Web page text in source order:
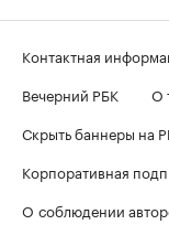
Контактная
Вечерний РБК
О
Скрыть баннеры на
Корпоративная
О соблюдении